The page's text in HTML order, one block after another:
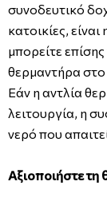
συνοδευτικό
κατοικίες,
μπορείτε
θερμαντήρα
Εάν η αντλία
λειτουργία, η
νερό που
Αξιοποιήστε τη